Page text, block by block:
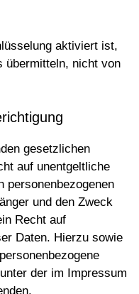
aktiviert ist,
übermitteln, nicht von
gesetzlichen
auf unentgeltliche
personenbezogenen
und den Zweck
Recht auf
Daten. Hierzu sowie
der im Impressum